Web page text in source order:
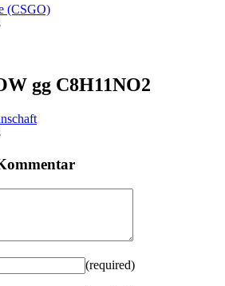
(CSGO)
gg C8H11NO2
(required)